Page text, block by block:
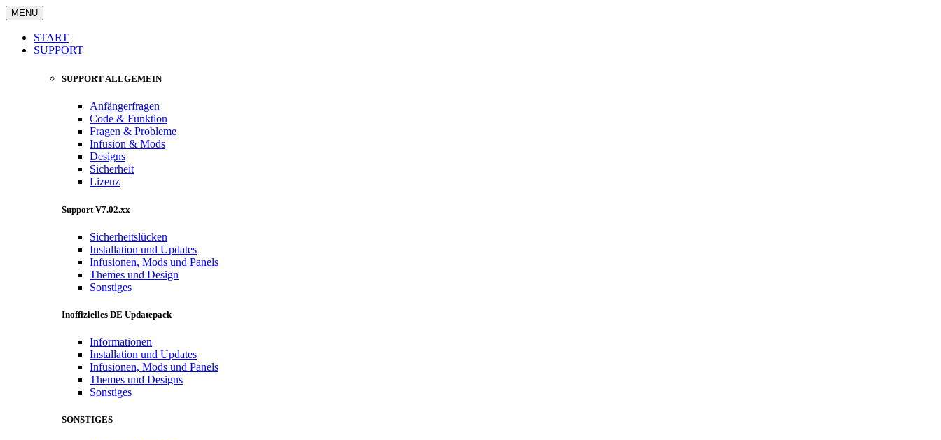
MENU
START
SUPPORT
SUPPORT ALLGEMEIN
Anfängerfragen
Code & Funktion
Fragen & Probleme
Infusion & Mods
Designs
Sicherheit
Lizenz
Support V7.02.xx
Sicherheitslücken
Installation und Updates
Infusionen, Mods und Panels
Themes und Design
Sonstiges
Inoffizielles DE Updatepack
Informationen
Installation und Updates
Infusionen, Mods und Panels
Themes und Designs
Sonstiges
SONSTIGES